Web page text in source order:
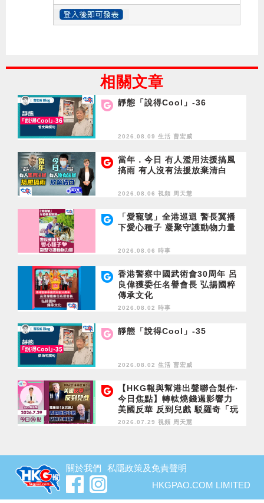
相關文章
靜態「說得Cool」-36
2026.08.09 生活 曹宏威
當年．今日 有人濫用法援搞風
搞雨 有人沒有法援放棄清白
2026.08.06 視頻 周天慧
「愛寵號」全港巡迴 警長冀播
下愛心種子 凝聚守護動物力量
2026.08.06 時事
香港警察中國武術會30周年 呂
良偉獲委任名譽會長 弘揚國粹
傳承文化
2026.08.02 時事
靜態「說得Cool」-35
2026.08.02 生活 曹宏威
【HKG報與幫港出聲聯合製作‧
今日焦點】轉軚燒錢遏影響力
美國反華 反到兒戲 駁羅奇「玩
完論」 香港唔靠中國 唔通靠美
2026.07.29 視頻 周天慧
關於我們
私隱政策及免責聲明
HKGPAO.COM LIMITED